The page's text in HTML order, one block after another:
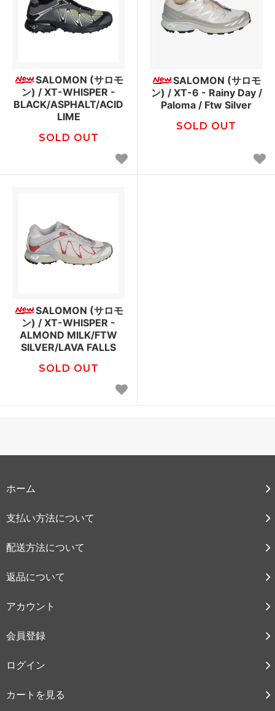
SALOMON (サロモ
ン) / XT-WHISPER -
BLACK/ASPHALT/ACID
LIME
SOLD OUT
SALOMON (サロモ
ン) / XT-6 - Rainy Day /
Paloma / Ftw Silver
SOLD OUT
SALOMON (サロモ
ン) / XT-WHISPER -
ALMOND MILK/FTW
SILVER/LAVA FALLS
SOLD OUT
ホーム
支払い方法について
配送方法について
返品について
アカウント
会員登録
ログイン
カートを見る